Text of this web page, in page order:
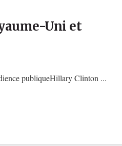
Uni et
publiqueHillary Clinton ...